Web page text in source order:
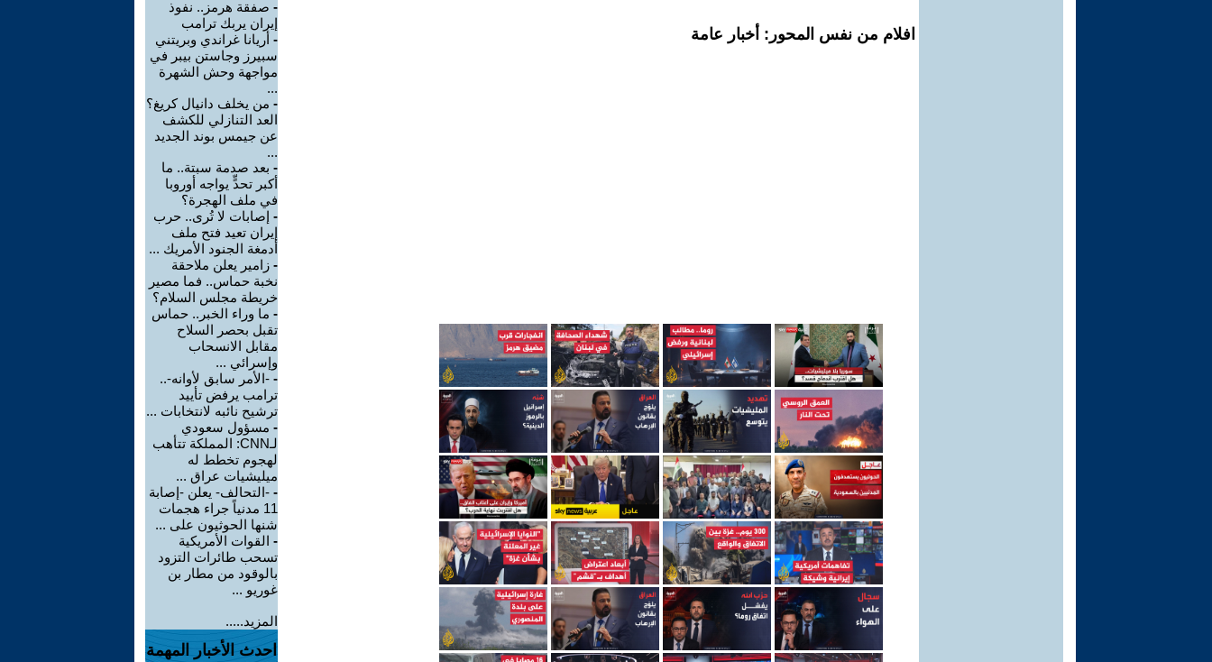
افلام من نفس المحور: أخبار عامة
- صفقة هرمز.. نفوذ
إيران يربك ترامب
- أريانا غراندي وبريتني
سبيرز وجاستن بيبر في
مواجهة وحش الشهرة
...
- من يخلف دانيال كريغ؟
العد التنازلي للكشف
عن جيمس بوند الجديد
...
- بعد صدمة سبتة.. ما
أكبر تحدٍّ يواجه أوروبا
في ملف الهجرة؟
- إصابات لا تُرى.. حرب
إيران تعيد فتح ملف
أدمغة الجنود الأمريك ...
- زامير يعلن ملاحقة
نخبة حماس.. فما مصير
خريطة مجلس السلام؟
- ما وراء الخبر.. حماس
تقبل بحصر السلاح
مقابل الانسحاب
وإسرائي ...
- -الأمر سابق لأوانه-..
ترامب يرفض تأييد
ترشيح نائبه لانتخابات ...
- مسؤول سعودي
لـCNN: المملكة تتأهب
لهجوم تخطط له
ميليشيات عراق ...
- -التحالف- يعلن -إصابة
11 مدنياً جراء هجمات
شنها الحوثيون على ...
- القوات الأمريكية
تسحب طائرات التزود
بالوقود من مطار بن
غوريو ...
المزيد.....
احدث الأخبار المهمة